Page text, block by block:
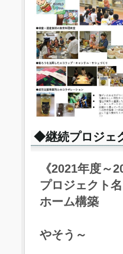
◆継続プロジェ
《2021年度～
プロジェクト
ホーム構築
やそう～